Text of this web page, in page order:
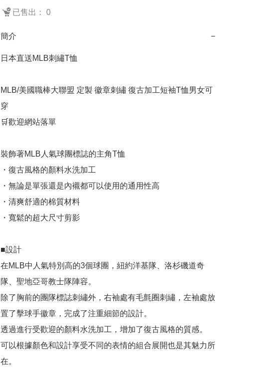
已售出： 0
簡介 −
日本直送MLB刺繡T恤
MLB/美國職棒大聯盟 定製 徽章刺繡 復古加工短袖T恤男女可
穿
🛒歡迎網站落單
裝飾著MLB人氣球團標誌的主角T恤
・復古風格的顏料水洗加工
・無論是單張還是內襯都可以使用的通用性高
・清爽舒適的棉質材料
・寬鬆的超大尺寸剪影
■設計
在MLB中人氣特別高的3個球團，紐約洋基隊、洛杉磯道奇
隊、聖地亞哥教士隊陣容。
除了胸前的團隊標誌刺繡外，右袖處有毛氈圈刺繡，左袖處放
置了擊球手徽章，完成了注重細節的設計。
透過進行受歡迎的顏料水洗加工，增加了復古風格的質感。
可以根據顏色和設計享受不同的表情的組合展開也是其魅力所
在。